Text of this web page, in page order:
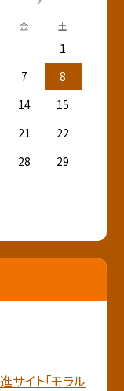
金 土
1
7
8
14
15
21
22
28
29
イト「モラル